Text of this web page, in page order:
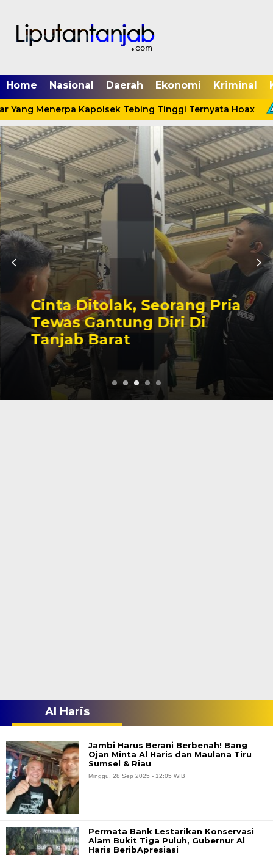
Home Nasional Daerah Ekonomi Kriminal
Yang Menerpa Kapolsek Tebing Tinggi Ternyata Hoax
Cinta Ditolak, Seorang Pria
Tewas Gantung Diri Di
Tanjab Barat
Al Haris
Jambi Harus Berani Berbenah! Bang
Ojan Minta Al Haris dan Maulana Tiru
Sumsel & Riau
Minggu, 28 Sep 2025 - 12:05 WIB
Permata Bank Lestarikan Konservasi
Alam Bukit Tiga Puluh, Gubernur Al
Haris BeribApresiasi